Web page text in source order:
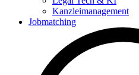
Kanzleimanagement
Jobmatching